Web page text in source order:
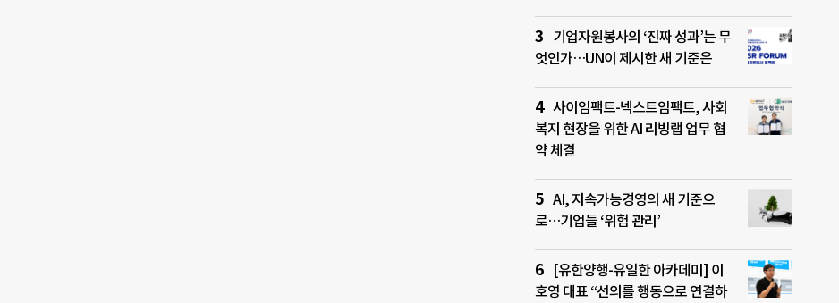
기업자원봉사의 ‘진짜 성과’는 무
엇인가…UN이 제시한 새 기준은
사이임팩트-넥스트임팩트, 사회
복지 현장을 위한 AI 리빙랩 업무 협
약 체결
AI, 지속가능경영의 새 기준으
로…기업들 ‘위험 관리’
[유한양행-유일한 아카데미] 이
호영 대표 “선의를 행동으로 연결하